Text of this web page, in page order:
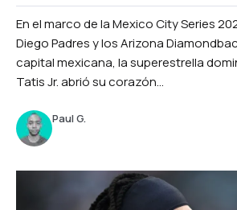
En el marco de la Mexico City Series
Diego Padres y los Arizona
capital mexicana, la superestrella
Tatis Jr. abrió su corazón...
Paul G.